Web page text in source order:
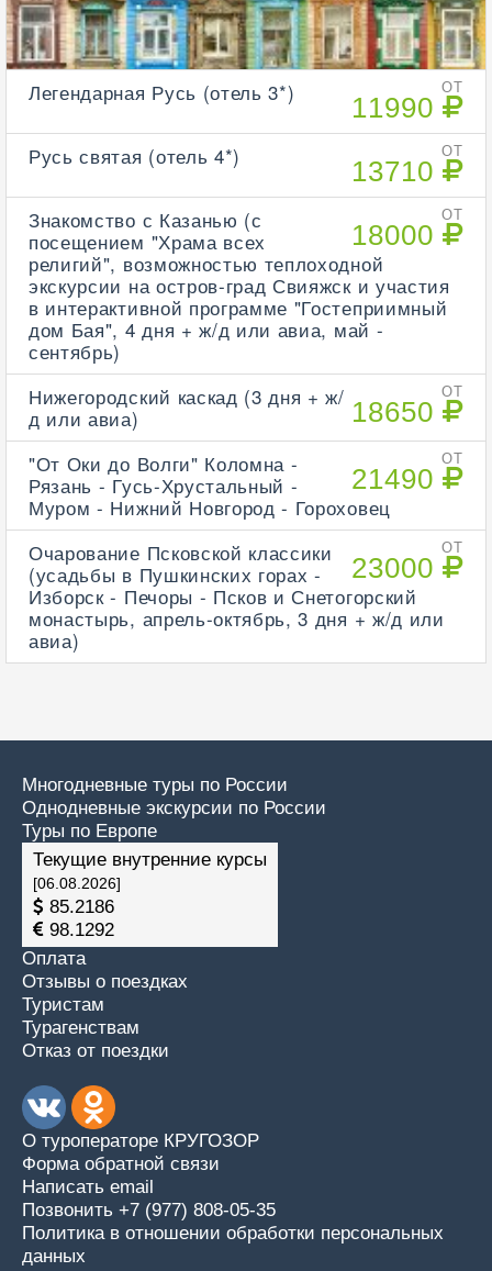
ОТ
11990
Легендарная Русь (отель 3*)
ОТ
13710
Русь святая (отель 4*)
ОТ
18000
Знакомство с Казанью (с
посещением "Храма всех
религий", возможностью теплоходной
экскурсии на остров-град Свияжск и участия
в интерактивной программе "Гостеприимный
дом Бая", 4 дня + ж/д или авиа, май -
сентябрь)
ОТ
18650
Нижегородский каскад (3 дня + ж/
д или авиа)
ОТ
21490
"От Оки до Волги" Коломна -
Рязань - Гусь-Хрустальный -
Муром - Нижний Новгород - Гороховец
ОТ
23000
Очарование Псковской классики
(усадьбы в Пушкинских горах -
Изборск - Печоры - Псков и Снетогорский
монастырь, апрель-октябрь, 3 дня + ж/д или
авиа)
Многодневные туры по России
Однодневные экскурсии по России
Туры по Европе
Текущие внутренние курсы
[06.08.2026]
85.2186
98.1292
Оплата
Отзывы о поездках
Туристам
Турагенствам
Отказ от поездки
О туроператоре КРУГОЗОР
Форма обратной связи
Написать email
Позвонить +7 (977) 808-05-35
Политика в отношении обработки персональных
данных